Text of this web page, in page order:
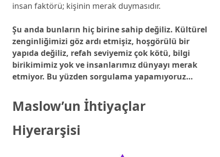
insan faktörü; kişinin merak duymasıdır.
Şu anda bunların hiç birine sahip değiliz. Kültürel
zenginliğimizi göz ardı etmişiz, hoşgörülü bir
yapıda değiliz, refah seviyemiz çok kötü, bilgi
birikimimiz yok ve insanlarımız dünyayı merak
etmiyor. Bu yüzden sorgulama yapamıyoruz…
Maslow’un İhtiyaçlar
Hiyerarşisi